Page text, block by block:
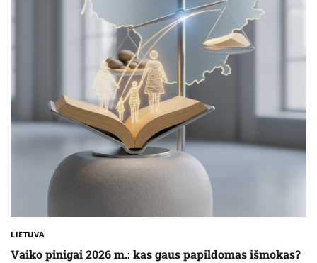
LIETUVA
Vaiko pinigai 2026 m.: kas gaus papildomas išmokas?